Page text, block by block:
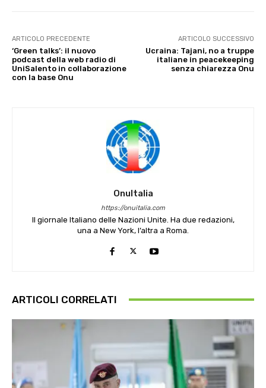
ARTICOLO PRECEDENTE
‘Green talks’: il nuovo
podcast della web radio di
UniSalento in collaborazione
con la base Onu
ARTICOLO SUCCESSIVO
Ucraina: Tajani, no a truppe
italiane in peacekeeping
senza chiarezza Onu
OnuItalia
https://onuitalia.com
Il giornale Italiano delle Nazioni Unite. Ha due redazioni,
una a New York, l’altra a Roma.
ARTICOLI CORRELATI